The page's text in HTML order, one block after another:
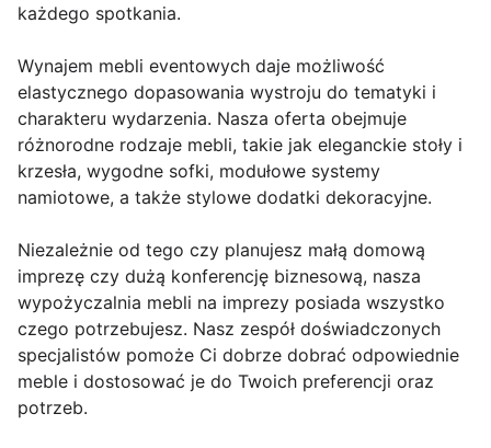
każdego spotkania.
Wynajem mebli eventowych daje możliwość
elastycznego dopasowania wystroju do tematyki i
charakteru wydarzenia. Nasza oferta obejmuje
różnorodne rodzaje mebli, takie jak eleganckie stoły i
krzesła, wygodne sofki, modułowe systemy
namiotowe, a także stylowe dodatki dekoracyjne.
Niezależnie od tego czy planujesz małą domową
imprezę czy dużą konferencję biznesową, nasza
wypożyczalnia mebli na imprezy posiada wszystko
czego potrzebujesz. Nasz zespół doświadczonych
specjalistów pomoże Ci dobrze dobrać odpowiednie
meble i dostosować je do Twoich preferencji oraz
potrzeb.